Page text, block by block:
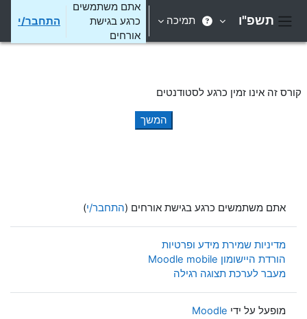
תשפ"ו תמיכה
אתם משתמשים
כרגע בגישת
אורחים
התחבר/י
קורס זה אינו זמין כרגע לסטודנטים
המשך
אתם משתמשים כרגע בגישת אורחים (התחבר/י)
מדיניות שמירת מידע ופרטיות
הורדת היישומון Moodle mobile
מעבר לערכת תצוגה רגילה
מופעל על ידי Moodle